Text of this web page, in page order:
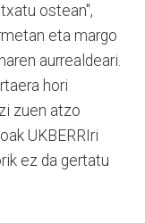
ostean",
eta margo
aurrealdeari.
hori
zuen atzo
UKBERRIri
ez da gertatu